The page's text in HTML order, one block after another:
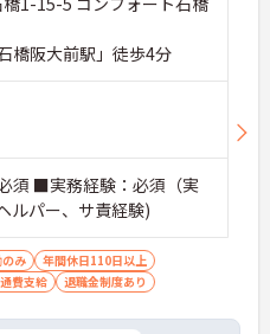
橋阪大前駅」徒歩4分
須 ■実務経験：必須（実
ルパー、サ責経験)
のみ
年間休日110日以上
費支給 退職金制度あり